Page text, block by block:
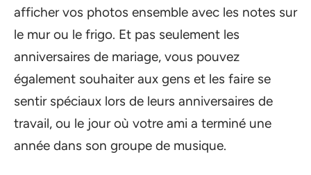
afficher vos photos ensemble avec les notes sur
le mur ou le frigo. Et pas seulement les
anniversaires de mariage, vous pouvez
également souhaiter aux gens et les faire se
sentir spéciaux lors de leurs anniversaires de
travail, ou le jour où votre ami a terminé une
année dans son groupe de musique.